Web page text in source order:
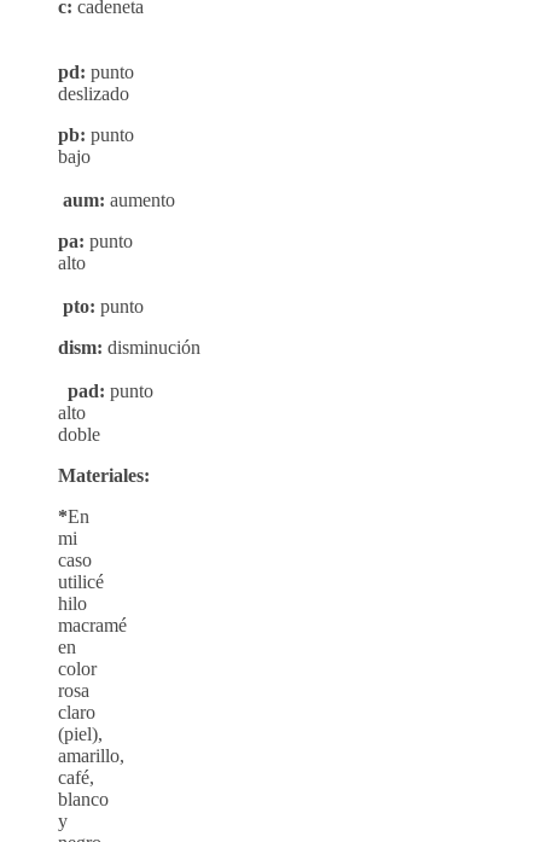
c: cadeneta
pd: punto
deslizado
pb: punto
bajo
aum: aumento
pa: punto
alto
pto: punto
dism: disminución
pad: punto
alto
doble
Materiales:
*En
mi
caso
utilicé
hilo
macramé
en
color
rosa
claro
(piel),
amarillo,
café,
blanco
y